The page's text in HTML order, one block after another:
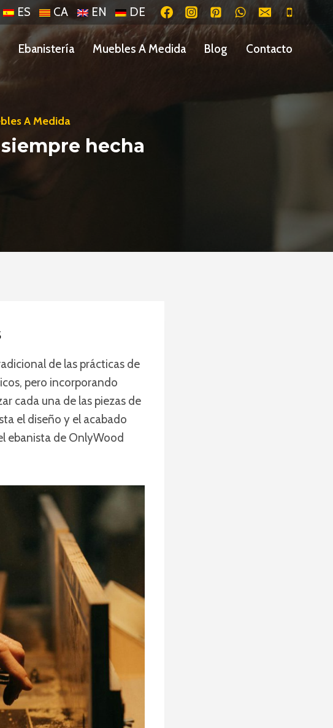
ES CA EN DE
Ebanistería Muebles A Medida Blog Contacto
A Medida
hecha
de las prácticas de
pero incorporando
cada una de las piezas de
el diseño y el acabado
ebanista de OnlyWood